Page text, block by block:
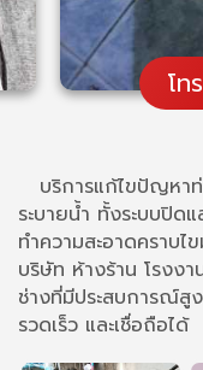
โท
บริการแก้ไขปัญหา
ระบายน้ำ ทั้งระบบปิด
ทำความสะอาดคราบไ
บริษัท ห้างร้าน โรงง
ช่างที่มีประสบการณ์สู
รวดเร็ว และเชื่อถือได้